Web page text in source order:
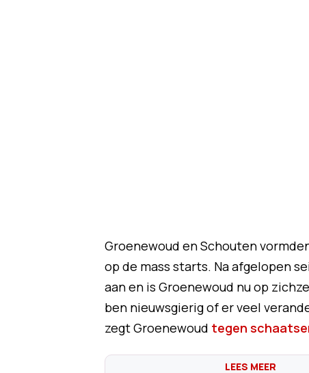
Groenewoud en Schouten
op de mass starts. Na afgelopen
aan en is Groenewoud nu op
ben nieuwsgierig of er veel
zegt Groenewoud tegen